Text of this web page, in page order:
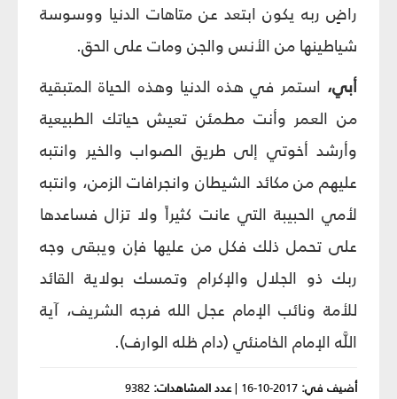
راضٍ ربه يكون ابتعد عن متاهات الدنيا ووسوسة
شياطينها من الأنس والجن ومات على الحق.
أبي، استمر في هذه الدنيا وهذه الحياة المتبقية
من العمر وأنت مطمئن تعيش حياتك الطبيعية
وأرشد أخوتي إلى طريق الصواب والخير وانتبه
عليهم من مكائد الشيطان وانجرافات الزمن، وانتبه
لأمي الحبيبة التي عانت كثيراً ولا تزال فساعدها
على تحمل ذلك فكل من عليها فإن ويبقى وجه
ربك ذو الجلال والإكرام وتمسك بولاية القائد
للأمة ونائب الإمام عجل الله فرجه الشريف، آية
اللَّه الإمام الخامنئي (دام ظله الوارف).
أضيف في: 2017-10-16
|عدد المشاهدات: 9382